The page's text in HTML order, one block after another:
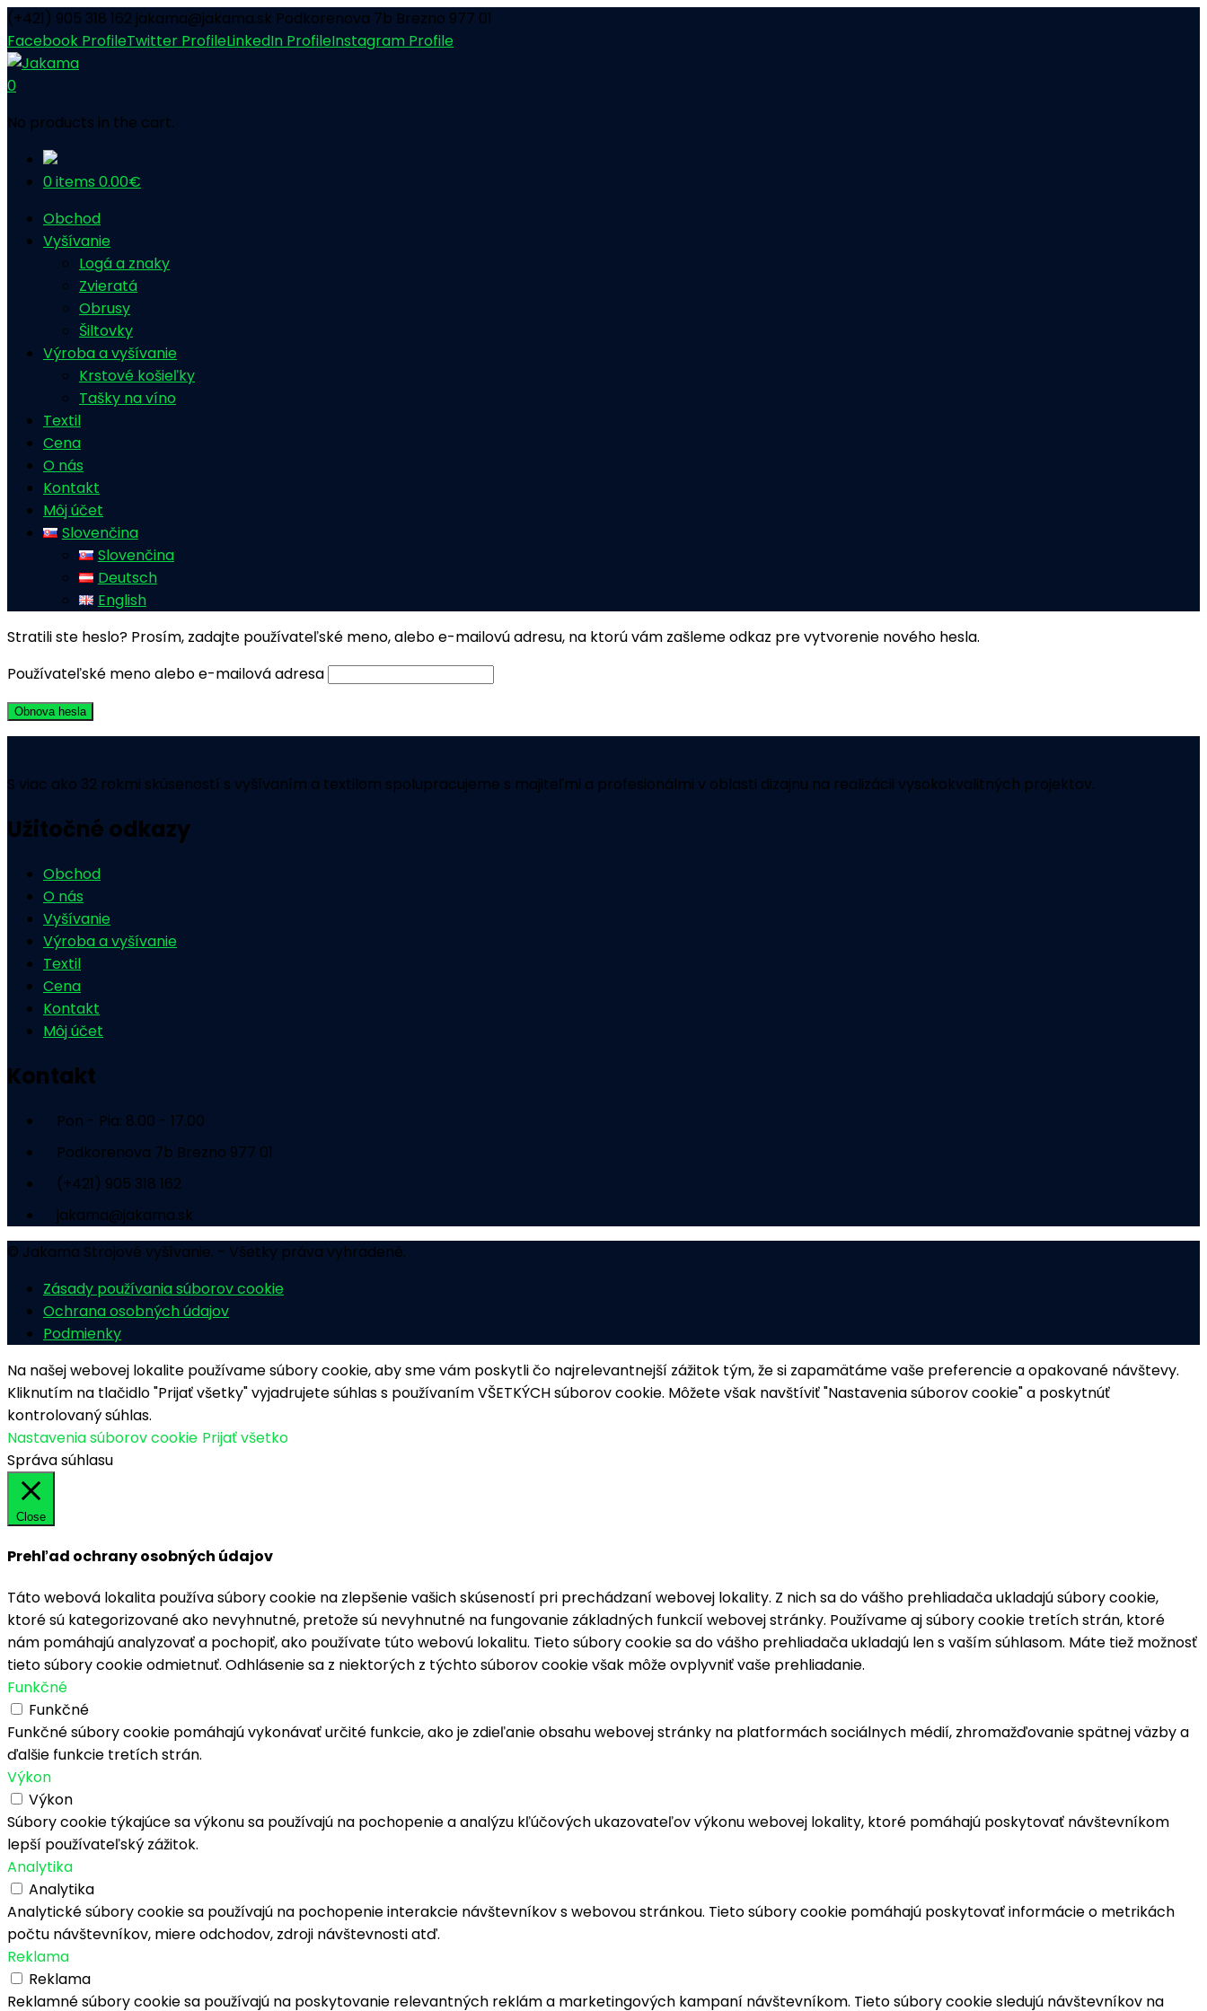
(+421) 905 318 162 jakama@jakama.sk Podkorenova 7b Brezno 977 01
Facebook ProfileTwitter ProfileLinkedIn ProfileInstagram Profile
0
No products in the cart.
0 items 0.00€
Obchod
Vyšívanie
Logá a znaky
Zvieratá
Obrusy
Šiltovky
Výroba a vyšívanie
Krstové košieľky
Tašky na víno
Textil
Cena
O nás
Kontakt
Môj účet
Slovenčina
Slovenčina
Deutsch
English
Stratili ste heslo? Prosím, zadajte používateľské meno, alebo e-mailovú adresu, na ktorú vám zašleme odkaz pre vytvorenie nového hesla.
Používateľské meno alebo e-mailová adresa
Obnova hesla
S viac ako 32 rokmi skúseností s vyšívaním a textilom spolupracujeme s majiteľmi a profesionálmi v oblasti dizajnu na realizácii vysokokvalitných projektov.
Užitočné odkazy
Obchod
O nás
Vyšívanie
Výroba a vyšívanie
Textil
Cena
Kontakt
Môj účet
Kontakt
Pon - Pia: 8.00 - 17.00
Podkorenova 7b Brezno 977 01
(+421) 905 318 162
jakama@jakama.sk
© Jakama Strojové vyšívanie. - Všetky práva vyhradené.
Zásady používania súborov cookie
Ochrana osobných údajov
Podmienky
Na našej webovej lokalite používame súbory cookie, aby sme vám poskytli čo najrelevantnejší zážitok tým, že si zapamätáme vaše preferencie a opakované návštevy.
Kliknutím na tlačidlo "Prijať všetky" vyjadrujete súhlas s používaním VŠETKÝCH súborov cookie. Môžete však navštíviť "Nastavenia súborov cookie" a poskytnúť
kontrolovaný súhlas.
Nastavenia súborov cookie Prijať všetko
Správa súhlasu
Close
Prehľad ochrany osobných údajov
Táto webová lokalita používa súbory cookie na zlepšenie vašich skúseností pri prechádzaní webovej lokality. Z nich sa do vášho prehliadača ukladajú súbory cookie,
ktoré sú kategorizované ako nevyhnutné, pretože sú nevyhnutné na fungovanie základných funkcií webovej stránky. Používame aj súbory cookie tretích strán, ktoré
nám pomáhajú analyzovať a pochopiť, ako používate túto webovú lokalitu. Tieto súbory cookie sa do vášho prehliadača ukladajú len s vaším súhlasom. Máte tiež možnosť
tieto súbory cookie odmietnuť. Odhlásenie sa z niektorých z týchto súborov cookie však môže ovplyvniť vaše prehliadanie.
Funkčné
Funkčné
Funkčné súbory cookie pomáhajú vykonávať určité funkcie, ako je zdieľanie obsahu webovej stránky na platformách sociálnych médií, zhromažďovanie spätnej väzby a
ďalšie funkcie tretích strán.
Výkon
Výkon
Súbory cookie týkajúce sa výkonu sa používajú na pochopenie a analýzu kľúčových ukazovateľov výkonu webovej lokality, ktoré pomáhajú poskytovať návštevníkom
lepší používateľský zážitok.
Analytika
Analytika
Analytické súbory cookie sa používajú na pochopenie interakcie návštevníkov s webovou stránkou. Tieto súbory cookie pomáhajú poskytovať informácie o metrikách
počtu návštevníkov, miere odchodov, zdroji návštevnosti atď.
Reklama
Reklama
Reklamné súbory cookie sa používajú na poskytovanie relevantných reklám a marketingových kampaní návštevníkom. Tieto súbory cookie sledujú návštevníkov na